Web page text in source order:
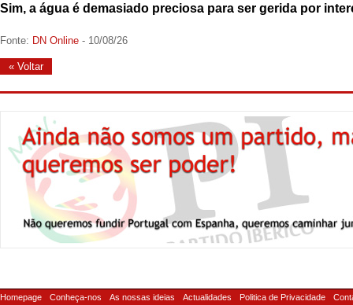
Sim, a água é demasiado preciosa para ser gerida por
Fonte: DN Online - 10/08/26
« Voltar
Homepage Conheça-nos As nossas ideias Actualidades Politica de Privacidade